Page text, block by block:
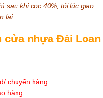
sau khi cọc 40%, tới lúc giao
lại.
cửa nhựa Đài Loan
chuyến hàng
hàng.